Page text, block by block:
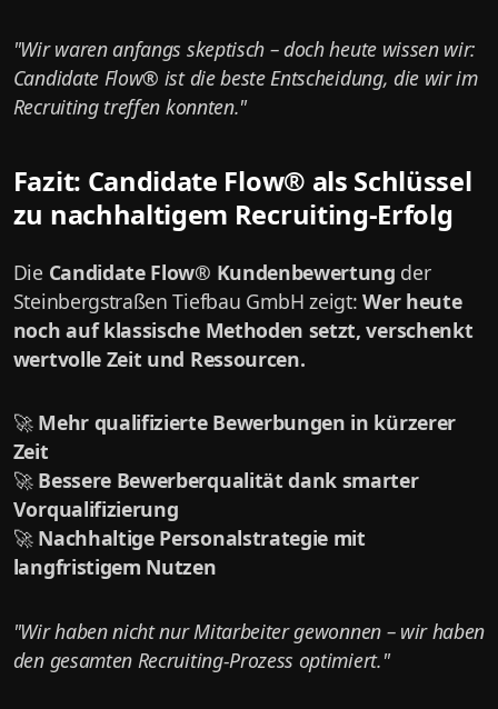
"Wir waren anfangs skeptisch – doch heute wissen wir:
Candidate Flow® ist die beste Entscheidung, die wir im
Recruiting treffen konnten."
Fazit: Candidate Flow® als Schlüssel
zu nachhaltigem Recruiting-Erfolg
Die Candidate Flow® Kundenbewertung der
Steinbergstraßen Tiefbau GmbH zeigt:Wer heute
noch auf klassische Methoden setzt, verschenkt
wertvolle Zeit und Ressourcen.
🚀 Mehr qualifizierte Bewerbungen in kürzerer
Zeit
🚀 Bessere Bewerberqualität dank smarter
Vorqualifizierung
🚀 Nachhaltige Personalstrategie mit
langfristigem Nutzen
"Wir haben nicht nur Mitarbeiter gewonnen – wir haben
den gesamten Recruiting-Prozess optimiert."